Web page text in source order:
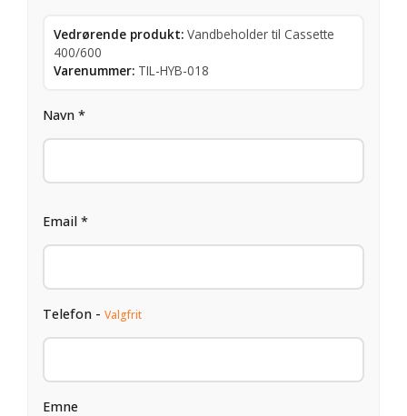
Vedrørende produkt: Vandbeholder til Cassette
400/600
Varenummer: TIL-HYB-018
Navn *
Email *
Telefon - Valgfrit
Emne